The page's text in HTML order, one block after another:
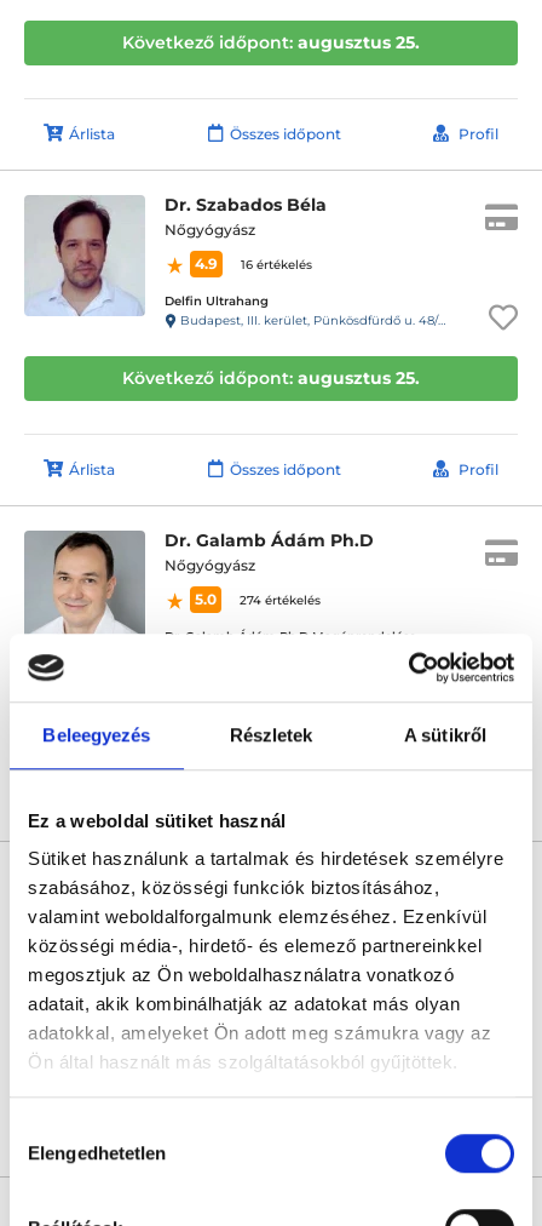
Beleegyezés Részletek A sütikről
Ez a weboldal sütiket használ
Sütiket használunk a tartalmak és hirdetések személyre
szabásához, közösségi funkciók biztosításához,
valamint weboldalforgalmunk elemzéséhez. Ezenkívül
közösségi média-, hirdető- és elemező partnereinkkel
megosztjuk az Ön weboldalhasználatra vonatkozó
adatait, akik kombinálhatják az adatokat más olyan
adatokkal, amelyeket Ön adott meg számukra vagy az
Ön által használt más szolgáltatásokból gyűjtöttek.
szabályzat:https://foglaljorvost.hu/info/foglaljorvost-
kiválasztása
Elengedhetetlen
Következő időpont: augusztus 25.
Árlista Összes időpont Profil
Dr. Szabados Béla
Nőgyógyász
4.9
16 értékelés
Delfin Ultrahang
Budapest, III. kerület, Pünkösdfürdő u. 48/B
Következő időpont: augusztus 25.
Árlista Összes időpont Profil
Dr. Galamb Ádám Ph.D
Nőgyógyász
5.0
274 értékelés
Dr. Galamb Ádám Ph.D Magánrendelése
Budapest, V. kerület, Régiposta u. 2., VI. emelet, 59. ajtó, 61-es kapucsengő
Dr. Kapás István
Nőgyógyász
4.9
72 értékelés
L33 Medical Corvin
Következő időpont: augusztus 27.
Profil
orvos, aki jogszabályok szerinti szakorvosi szakképesítés